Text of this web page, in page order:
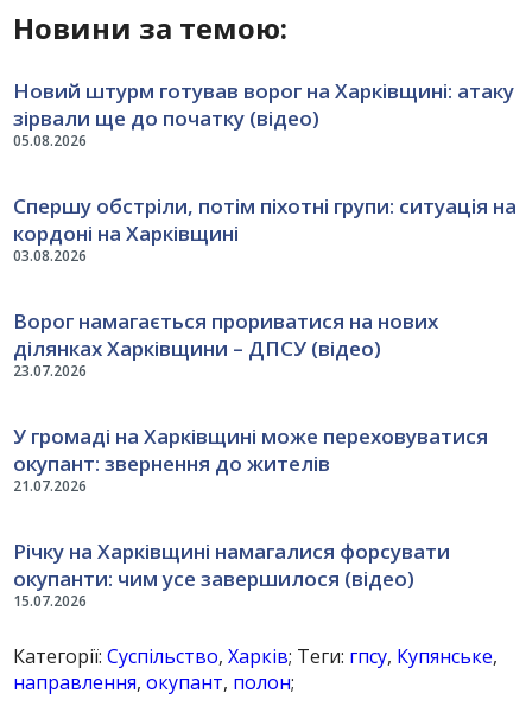
Новини за темою:
05.08.2026
Новий штурм готував ворог на Харківщині: атаку
зірвали ще до початку (відео)
03.08.2026
Спершу обстріли, потім піхотні групи: ситуація на
кордоні на Харківщині
23.07.2026
Ворог намагається прориватися на нових
ділянках Харківщини – ДПСУ (відео)
21.07.2026
У громаді на Харківщині може переховуватися
окупант: звернення до жителів
15.07.2026
Річку на Харківщині намагалися форсувати
окупанти: чим усе завершилося (відео)
Категорії:Суспільство,Харків; Теги: гпсу, Купянське,
направлення,окупант, полон;